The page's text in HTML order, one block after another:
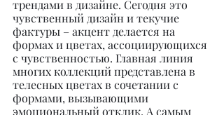
трендами в дизайне. Сегодня это
чувственный дизайн и текучие
фактуры – акцент делается на
формах и цветах, ассоциирующихся
с чувственностью. Главная линия
многих коллекций представлена в
телесных цветах в сочетании с
формами, вызывающими
эмоциональный отклик. А самым